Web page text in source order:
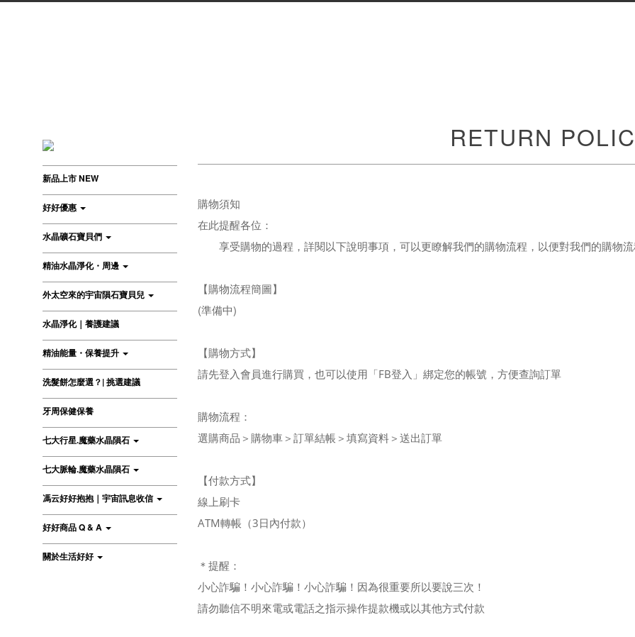
新品上市 NEW
好好優惠
水晶礦石寶貝們
精油水晶淨化・周邊
外太空來的宇宙隕石寶貝兒
水晶淨化｜養護建議
精油能量・保養提升
洗髮餅怎麼選？| 挑選建議
牙周保健保養
七大行星.魔藥水晶隕石
七大脈輪.魔藥水晶隕石
馮云好好抱抱｜宇宙訊息收信
好好商品 Q & A
關於生活好好
RETURN
購物須知
在此提醒各位：
享受購物的過程，詳閱以下說明事項，可以更瞭解我們的購物流程，以便對我們的購物流
【購物流程簡圖】
(準備中)
【購物方式】
請先登入會員進行購買，也可以使用「FB登入」綁定您的帳號，方便查詢訂單
購物流程：
選購商品＞購物車＞訂單結帳＞填寫資料＞送出訂單
【付款方式】
線上刷卡
ATM轉帳（3日內付款）
＊提醒：
小心詐騙！小心詐騙！小心詐騙！因為很重要所以要說三次！
請勿聽信不明來電或電話之指示操作提款機或以其他方式付款